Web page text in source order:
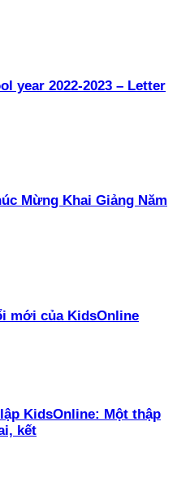
year 2022-2023 – Letter
Mừng Khai Giảng Năm
mới của KidsOnline
KidsOnline: Một thập
kết